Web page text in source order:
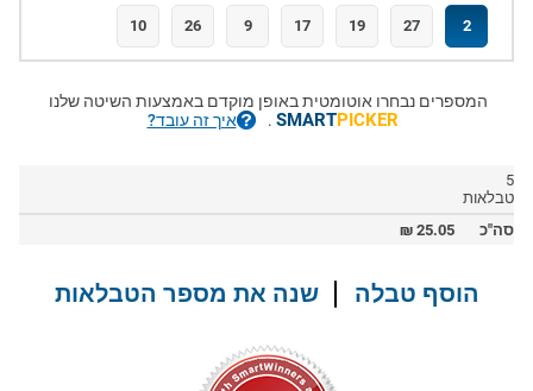
10 26 9 17 19 27 2
המספרים נבחרו אוטומטית באופן מוקדם באמצעות השיטה שלנו
SMARTPICKER
. איך זה עובד?
5
טבלאות
סה"כ
25.05
₪
הוסף טבלה שנה את מספר הטבלאות